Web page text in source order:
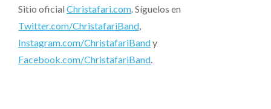
Sitio oficial Christafari.com. Síguelos en
Twitter.com/ChristafariBand,
Instagram.com/ChristafariBandy
Facebook.com/ChristafariBand.